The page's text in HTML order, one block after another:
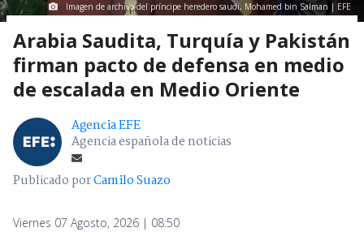
Imagen de archivo del príncipe heredero saudí, Mohamed bin Salman | EFE
Arabia Saudita, Turquía y Pakistán
firman pacto de defensa en medio
de escalada en Medio Oriente
Agencia EFE
Agencia española de noticias
Publicado porCamilo Suazo
Viernes 07 Agosto, 2026 | 08:50